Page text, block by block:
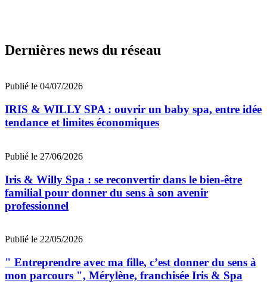
Dernières news du réseau
Publié le 04/07/2026
IRIS & WILLY SPA : ouvrir un baby spa, entre idée
tendance et limites économiques
Publié le 27/06/2026
Iris & Willy Spa : se reconvertir dans le bien-être
familial pour donner du sens à son avenir
professionnel
Publié le 22/05/2026
" Entreprendre avec ma fille, c’est donner du sens à
mon parcours ", Mérylène, franchisée Iris & Spa